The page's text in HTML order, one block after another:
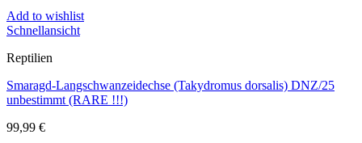
Add to wishlist
Schnellansicht
Reptilien
Smaragd-Langschwanzeidechse (Takydromus dorsalis) DNZ/25
unbestimmt (RARE !!!)
99,99 €